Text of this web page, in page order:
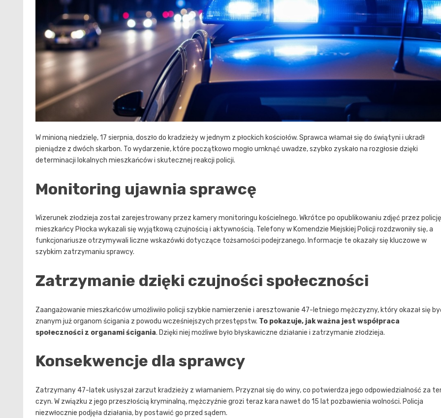
W minioną niedzielę, 17 sierpnia, doszło do kradzieży w jednym z płockich kościołów. Sprawca włamał się do świątyni i ukradł
pieniądze z dwóch skarbon. To wydarzenie, które początkowo mogło umknąć uwadze, szybko zyskało na rozgłosie dzięki
determinacji lokalnych mieszkańców i skutecznej reakcji policji.
Monitoring ujawnia sprawcę
Wizerunek złodzieja został zarejestrowany przez kamery monitoringu kościelnego. Wkrótce po opublikowaniu zdjęć przez
mieszkańcy Płocka wykazali się wyjątkową czujnością i aktywnością. Telefony w Komendzie Miejskiej Policji rozdzwoniły się, a
funkcjonariusze otrzymywali liczne wskazówki dotyczące tożsamości podejrzanego. Informacje te okazały się kluczowe w
szybkim zatrzymaniu sprawcy.
Zatrzymanie dzięki czujności społeczności
Zaangażowanie mieszkańców umożliwiło policji szybkie namierzenie i aresztowanie 47-letniego mężczyzny, który okazał się
znanym już organom ścigania z powodu wcześniejszych przestępstw. To pokazuje, jak ważna jest współpraca
społeczności z organami ścigania. Dzięki niej możliwe było błyskawiczne działanie i zatrzymanie złodzieja.
Konsekwencje dla sprawcy
Zatrzymany 47-latek usłyszał zarzut kradzieży z włamaniem. Przyznał się do winy, co potwierdza jego odpowiedzialność za
czyn. W związku z jego przeszłością kryminalną, mężczyźnie grozi teraz kara nawet do 15 lat pozbawienia wolności. Policja
niezwłocznie podjęła działania, by postawić go przed sądem.